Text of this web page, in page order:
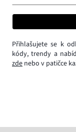
Přihlašujete se k
kódy, trendy a
zde nebo v patičce